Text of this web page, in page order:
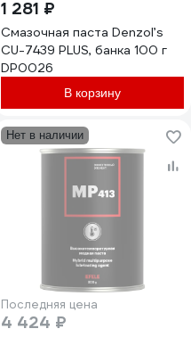
1 281 ₽
Смазочная паста Denzol’s
CU-7439 PLUS, банка 100 г
DP0026
В корзину
Нет в наличии
Последняя цена
4 424 ₽